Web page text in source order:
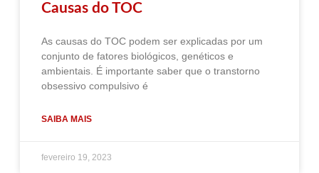
Causas do TOC
As causas do TOC podem ser explicadas por um
conjunto de fatores biológicos, genéticos e
ambientais. É importante saber que o transtorno
obsessivo compulsivo é
SAIBA MAIS
fevereiro 19, 2023